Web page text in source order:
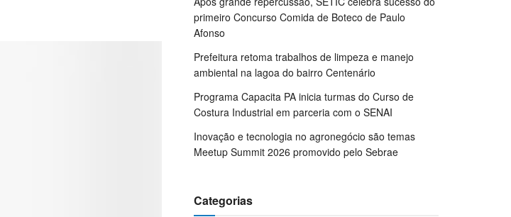
primeiro Concurso Comida de Boteco de Paulo
Afonso
Prefeitura retoma trabalhos de limpeza e manejo
ambiental na lagoa do bairro Centenário
Programa Capacita PA inicia turmas do Curso de
Costura Industrial em parceria com o SENAI
Inovação e tecnologia no agronegócio são temas
Meetup Summit 2026 promovido pelo Sebrae
Categorias